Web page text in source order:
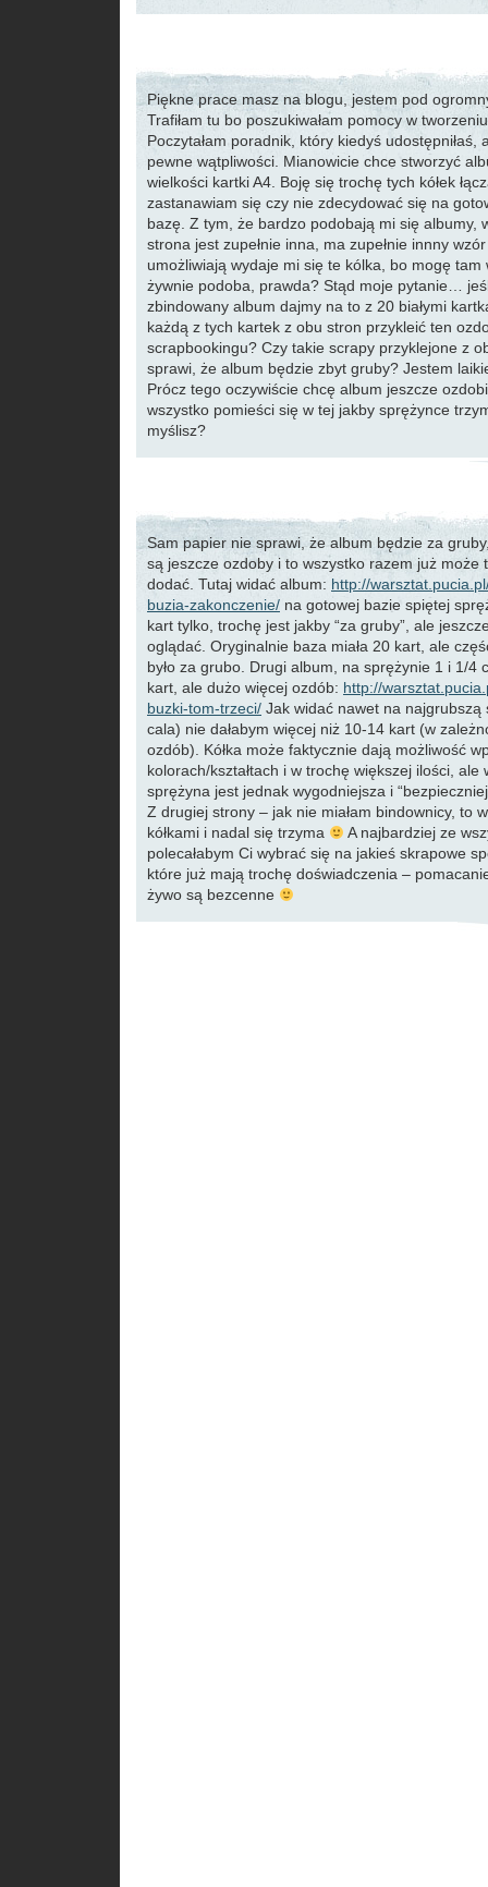
Piękne prace masz na blogu, jestem pod
Trafiłam tu bo poszukiwałam pomocy w
Poczytałam poradnik, który kiedyś udostępniłaś,
pewne wątpliwości. Mianowicie chce stworzyć
wielkości kartki A4. Boję się trochę tych kółek
zastanawiam się czy nie zdecydować się na
bazę. Z tym, że bardzo podobają mi się albumy,
strona jest zupełnie inna, ma zupełnie innny
umożliwiają wydaje mi się te kólka, bo mogę tam
żywnie podoba, prawda? Stąd moje pytanie…
zbindowany album dajmy na to z 20 białymi
każdą z tych kartek z obu stron przykleić ten
scrapbookingu? Czy takie scrapy przyklejone z
sprawi, że album będzie zbyt gruby? Jestem
Prócz tego oczywiście chcę album jeszcze
wszystko pomieści się w tej jakby sprężynce
myślisz?
Sam papier nie sprawi, że album będzie za
są jeszcze ozdoby i to wszystko razem już może
dodać. Tutaj widać album: http://
buzia-zakonczenie/ na gotowej bazie spiętej
kart tylko, trochę jest jakby “za gruby”, ale
oglądać. Oryginalnie baza miała 20 kart, ale
było za grubo. Drugi album, na sprężynie 1 i 1/4
kart, ale dużo więcej ozdób: http://
buzki-tom-trzeci/ Jak widać nawet na najgrubszą
cala) nie dałabym więcej niż 10-14 kart (w
ozdób). Kółka może faktycznie dają możliwość
kolorach/kształtach i w trochę większej ilości, ale
sprężyna jest jednak wygodniejsza i
Z drugiej strony – jak nie miałam bindownicy, to
kółkami i nadal się trzyma
A najbardziej ze
polecałabym Ci wybrać się na jakieś skrapowe
które już mają trochę doświadczenia –
żywo są bezcenne